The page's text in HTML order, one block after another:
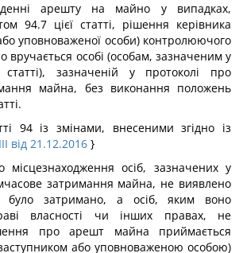
арешту на майно у випадках,
94.7 цієї статті, рішення керівника
уповноваженої особи) контролюючого
вручається особі (особам, зазначеним у
статті), зазначеній у протоколі про
майна, без виконання положень
94 із змінами, внесеними згідно із
від 21.12.2016 }
осіб, зазначених у
затримання майна, не виявлено
затримано, а осіб, яким воно
власності чи інших правах, не
про арешт майна приймається
або уповноваженою особою)